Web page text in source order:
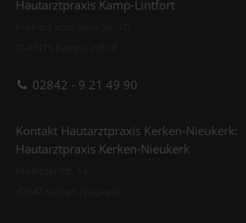
Hautarztpraxis Kamp-Lintfort
02842 - 9 21 49 90
Kontakt Hautarztpraxis Kerken-Nieukerk:
Hautarztpraxis Kerken-Nieukerk